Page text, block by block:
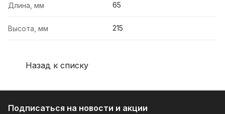
Длина, мм 65
Высота, мм 215
Назад к списку
Подписаться на новости и акции